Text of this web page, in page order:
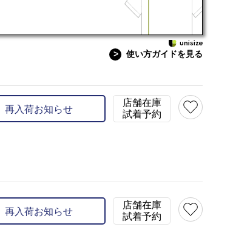
model:H172 B81 W58 H86
カラー
グリーン(30)
> 使い方ガイドを見る
再入荷お知らせ
店舗在庫
試着予約
再入荷お知らせ
店舗在庫
試着予約